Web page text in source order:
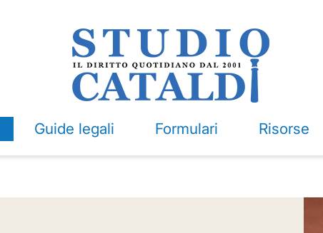
Guide legali Formulari Risorse